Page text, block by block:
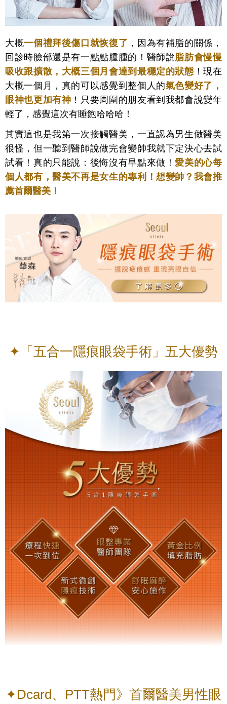
大概一個禮拜後傷口就恢復了 ，因為有補脂的關係，
回診時臉部還是有一點點腫腫的！醫師說脂肪會慢慢
吸收跟擴散，大概三個月會達到最穩定的狀態 ！現在
大概一個月，真的可以感覺到整個人的氣色變好了，
眼神也更加有神 ！只要周圍的朋友看到我都會說變年
輕了，感覺這次有睡飽哈哈哈！
其實這也是我第一次接觸醫美，一直認為男生做醫美
很怪，但一聽到醫師說做完會變帥我就下定決心去試
試看！真的只能說：後悔沒有早點來做！愛美的心每
個人都有，醫美不再是女生的專利！想變帥？我會推
薦首爾醫美！
✦「五合一隱痕眼袋手術」五大優勢
✦Dcard、PTT熱門》首爾醫美男性眼